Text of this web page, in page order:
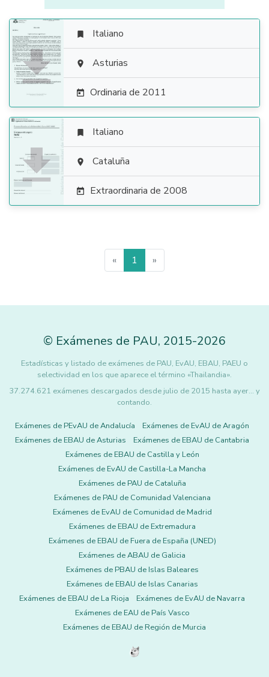

 Italiano
 Asturias
 Ordinaria de 2011

 Italiano
 Cataluña
 Extraordinaria de 2008
« 1 »
© Exámenes de PAU, 2015-2026
Estadísticas y listado de exámenes de PAU, EvAU, EBAU, PAEU o
selectividad en los que aparece el término «Thailandia».
37.274.621 exámenes descargados desde julio de 2015 hasta ayer... y
contando.
Exámenes de PEvAU de Andalucía
Exámenes de EvAU de Aragón
Exámenes de EBAU de Asturias
Exámenes de EBAU de Cantabria
Exámenes de EBAU de Castilla y León
Exámenes de EvAU de Castilla-La Mancha
Exámenes de PAU de Cataluña
Exámenes de PAU de Comunidad Valenciana
Exámenes de EvAU de Comunidad de Madrid
Exámenes de EBAU de Extremadura
Exámenes de EBAU de Fuera de España (UNED)
Exámenes de ABAU de Galicia
Exámenes de PBAU de Islas Baleares
Exámenes de EBAU de Islas Canarias
Exámenes de EBAU de La Rioja
Exámenes de EvAU de Navarra
Exámenes de EAU de País Vasco
Exámenes de EBAU de Región de Murcia